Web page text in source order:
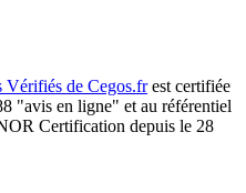
Vérifiés de Cegos.frest certifiée
"avis en ligne" et au référentiel
Certification depuis le 28